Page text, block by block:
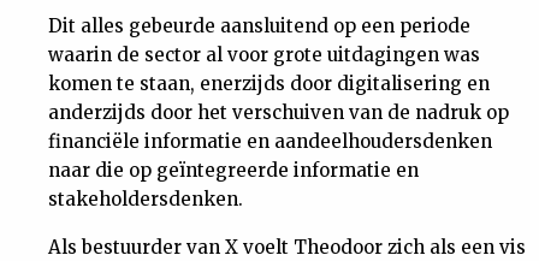
Dit alles gebeurde aansluitend op een periode
waarin de sector al voor grote uitdagingen was
komen te staan, enerzijds door digitalisering en
anderzijds door het verschuiven van de nadruk op
financiële informatie en aandeelhoudersdenken
naar die op geïntegreerde informatie en
stakeholdersdenken.
Als bestuurder van X voelt Theodoor zich als een vis